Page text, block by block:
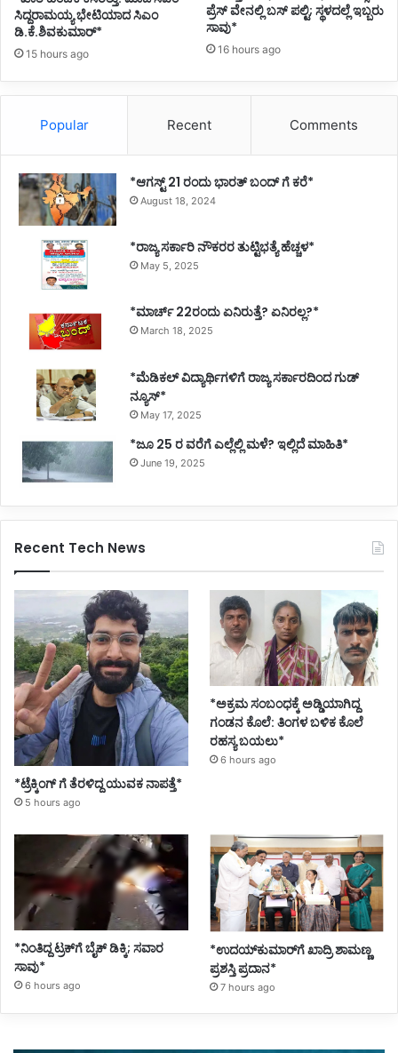
ಸಿದ್ದರಾಮಯ್ಯ ಭೇಟಿಯಾದ ಸಿಎಂ
ಡಿ.ಕೆ.ಶಿವಕುಮಾರ್*
15 hours ago
ಪ್ರೆಸ್ ವೇನಲ್ಲಿ ಬಸ್ ಪಲ್ಟಿ; ಸ್ಥಳದಲ್ಲೆ ಇಬ್ಬರು
ಸಾವು*
16 hours ago
Popular Recent Comments
*ಆಗಸ್ಟ್ 21 ರಂದು ಭಾರತ್‌ ಬಂದ್‌ ಗೆ ಕರೆ*
August 18, 2024
*ರಾಜ್ಯ ಸರ್ಕಾರಿ ನೌಕರರ ತುಟ್ಟಿಭತ್ಯೆ ಹೆಚ್ಚಳ*
May 5, 2025
*ಮಾರ್ಚ್ 22ರಂದು ಏನಿರುತ್ತೆ? ಏನಿರಲ್ಲ?*
March 18, 2025
*ಮೆಡಿಕಲ್ ವಿದ್ಯಾರ್ಥಿಗಳಿಗೆ ರಾಜ್ಯ ಸರ್ಕಾರದಿಂದ ಗುಡ್
ನ್ಯೂಸ್*
May 17, 2025
*ಜೂ 25 ರ ವರೆಗೆ ಎಲ್ಲೆಲ್ಲಿ ಮಳೆ? ಇಲ್ಲಿದೆ ಮಾಹಿತಿ*
June 19, 2025
Recent Tech News
*ಟ್ರೆಕ್ಕಿಂಗ್ ಗೆ ತೆರಳಿದ್ದ ಯುವಕ ನಾಪತ್ತೆ*
5 hours ago
*ಅಕ್ರಮ ಸಂಬಂಧಕ್ಕೆ ಅಡ್ಡಿಯಾಗಿದ್ದ
ಗಂಡನ ಕೊಲೆ: ತಿಂಗಳ ಬಳಿಕ ಕೊಲೆ
ರಹಸ್ಯ ಬಯಲು*
6 hours ago
*ನಿಂತಿದ್ದ ಟ್ರಕ್‌ಗೆ ಬೈಕ್ ಡಿಕ್ಕಿ; ಸವಾರ
ಸಾವು*
6 hours ago
*ಉದಯ್‌ಕುಮಾರ್‌ಗೆ ಖಾದ್ರಿ ಶಾಮಣ್ಣ
ಪ್ರಶಸ್ತಿ ಪ್ರದಾನ*
7 hours ago